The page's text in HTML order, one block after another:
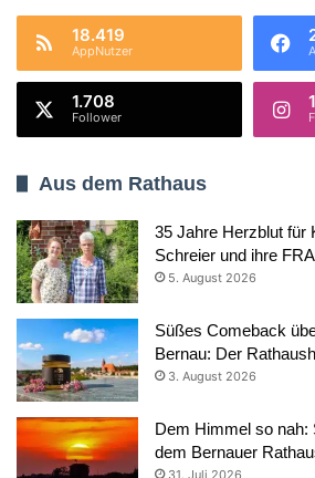
18.419
AppNutzer
1.708
Follower
Aus dem Rathaus
35 Jahre Herzblut für
Schreier und ihre
5. August 2026
Süßes Comeback
Bernau: Der
3. August 2026
Dem Himmel so nah:
dem Bernauer
31. Juli 2026